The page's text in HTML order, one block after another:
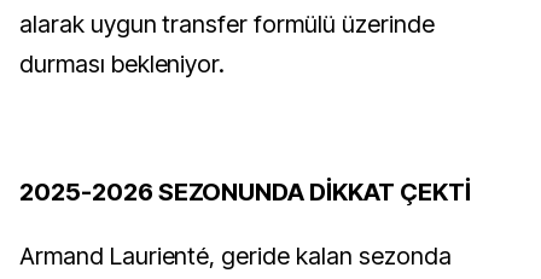
alarak uygun transfer formülü üzerinde
durması bekleniyor.
2025-2026 SEZONUNDA DİKKAT ÇEKTİ
Armand Laurienté, geride kalan sezonda